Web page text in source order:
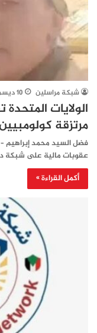
شبكة مراسلين 10 ديسمبر، 2025
الولايات
مرتزقة
فضل السيد محمد إبراهيم –
عقوبات مالية على شبكة
أكمل القراءة »